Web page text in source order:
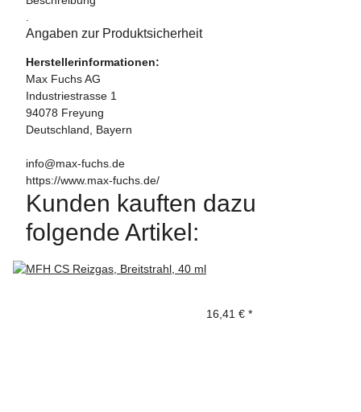
.
Angaben zur Produktsicherheit
Herstellerinformationen:
Max Fuchs AG
Industriestrasse 1
94078 Freyung
Deutschland, Bayern
info@max-fuchs.de
https://www.max-fuchs.de/
Kunden kauften dazu
folgende Artikel:
16,41 € *